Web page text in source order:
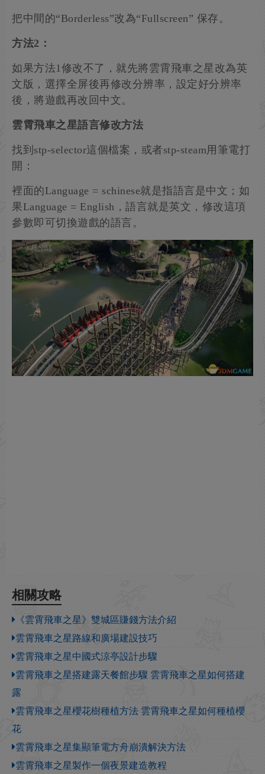
把中間的“Borderless”改為“Fullscreen” 保存。
方法2：
如果方法1修改不了，就先將雲霄飛車之星改為英
文版，選擇全屏後再修改分辨率，設定好分辨率
後，將遊戲再改回中文。
雲霄飛車之星語言修改方法
找到stp-selector這個檔案，或者stp-steam用筆電打
開：
裡面的Language = schinese就是指語言是中文；如
果Language = English，語言就是英文，修改這項
參數即可切換遊戲的語言。
相關攻略
《雲霄飛車之星》雙城區賺錢方法介紹
雲霄飛車之星路線和廣場建設技巧
雲霄飛車之星中國式涼亭設計步驟
雲霄飛車之星搭建露天餐館步驟 雲霄飛車之星如何搭建
露
雲霄飛車之星櫻花樹種植方法 雲霄飛車之星如何種植櫻
花
雲霄飛車之星集顯筆電方舟崩潰解決方法
雲霄飛車之星製作一個夜景建造教程